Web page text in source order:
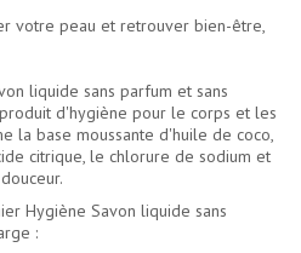
votre peau et retrouver bien-être,
liquide sans parfum et sans
d'hygiène pour le corps et les
la base moussante d'huile de coco,
citrique, le chlorure de sodium et
Hygiène Savon liquide sans
: